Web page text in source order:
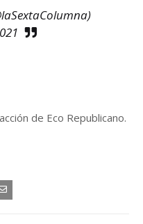
de Eco Republicano.